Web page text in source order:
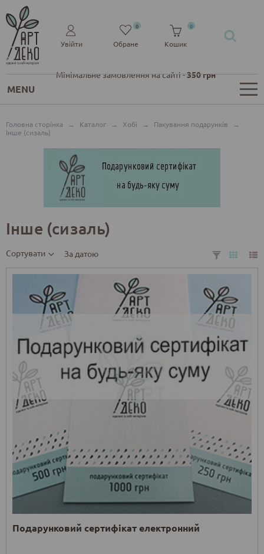
Мінімальне замовлення на сайті -350 грн
Увійти Обране
0
Кошик
0
MENU
Головна сторінка → Каталог → Хобі → Пакування подарунків
→
Інше (сизаль)
Інше (сизаль)
Сортувати За датою
Подарунковий сертифікат електронний